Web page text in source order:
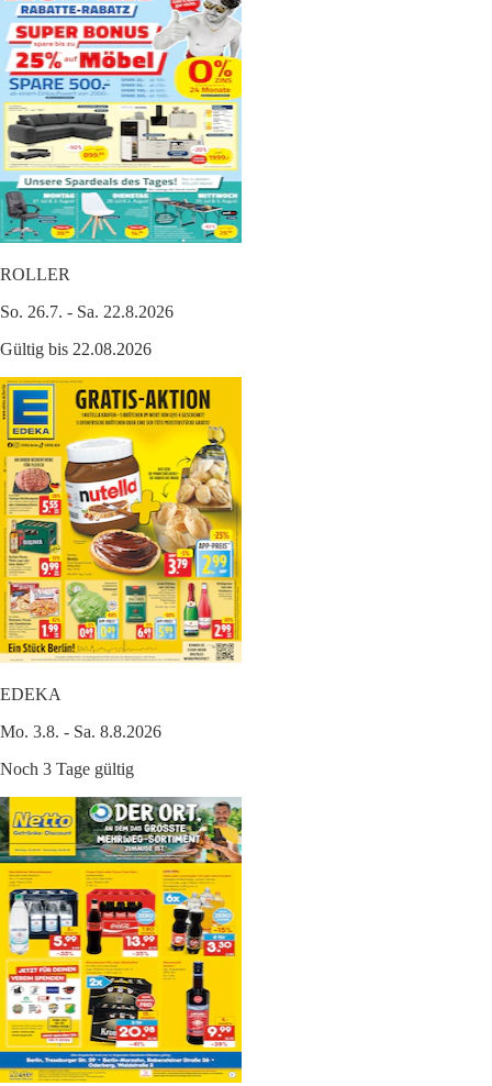
ROLLER
So. 26.7. - Sa. 22.8.2026
Gültig bis 22.08.2026
EDEKA
Mo. 3.8. - Sa. 8.8.2026
Noch 3 Tage gültig